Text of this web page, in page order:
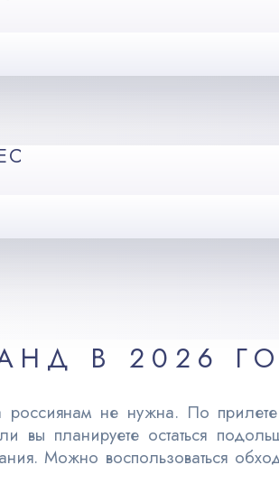
В 2026
не нужна. По прилете
вы планируете остаться
Можно воспользоваться